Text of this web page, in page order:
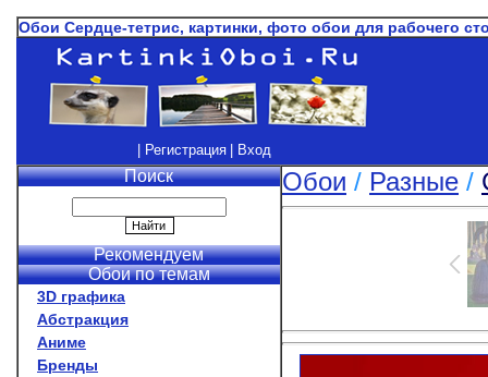
Обои Сердце-тетрис, картинки, фото обои для рабочего
| Регистрация | Вход
Поиск
Рекомендуем
Обои по темам
3D графика
Абстракция
Аниме
Бренды
Обои / Разные /